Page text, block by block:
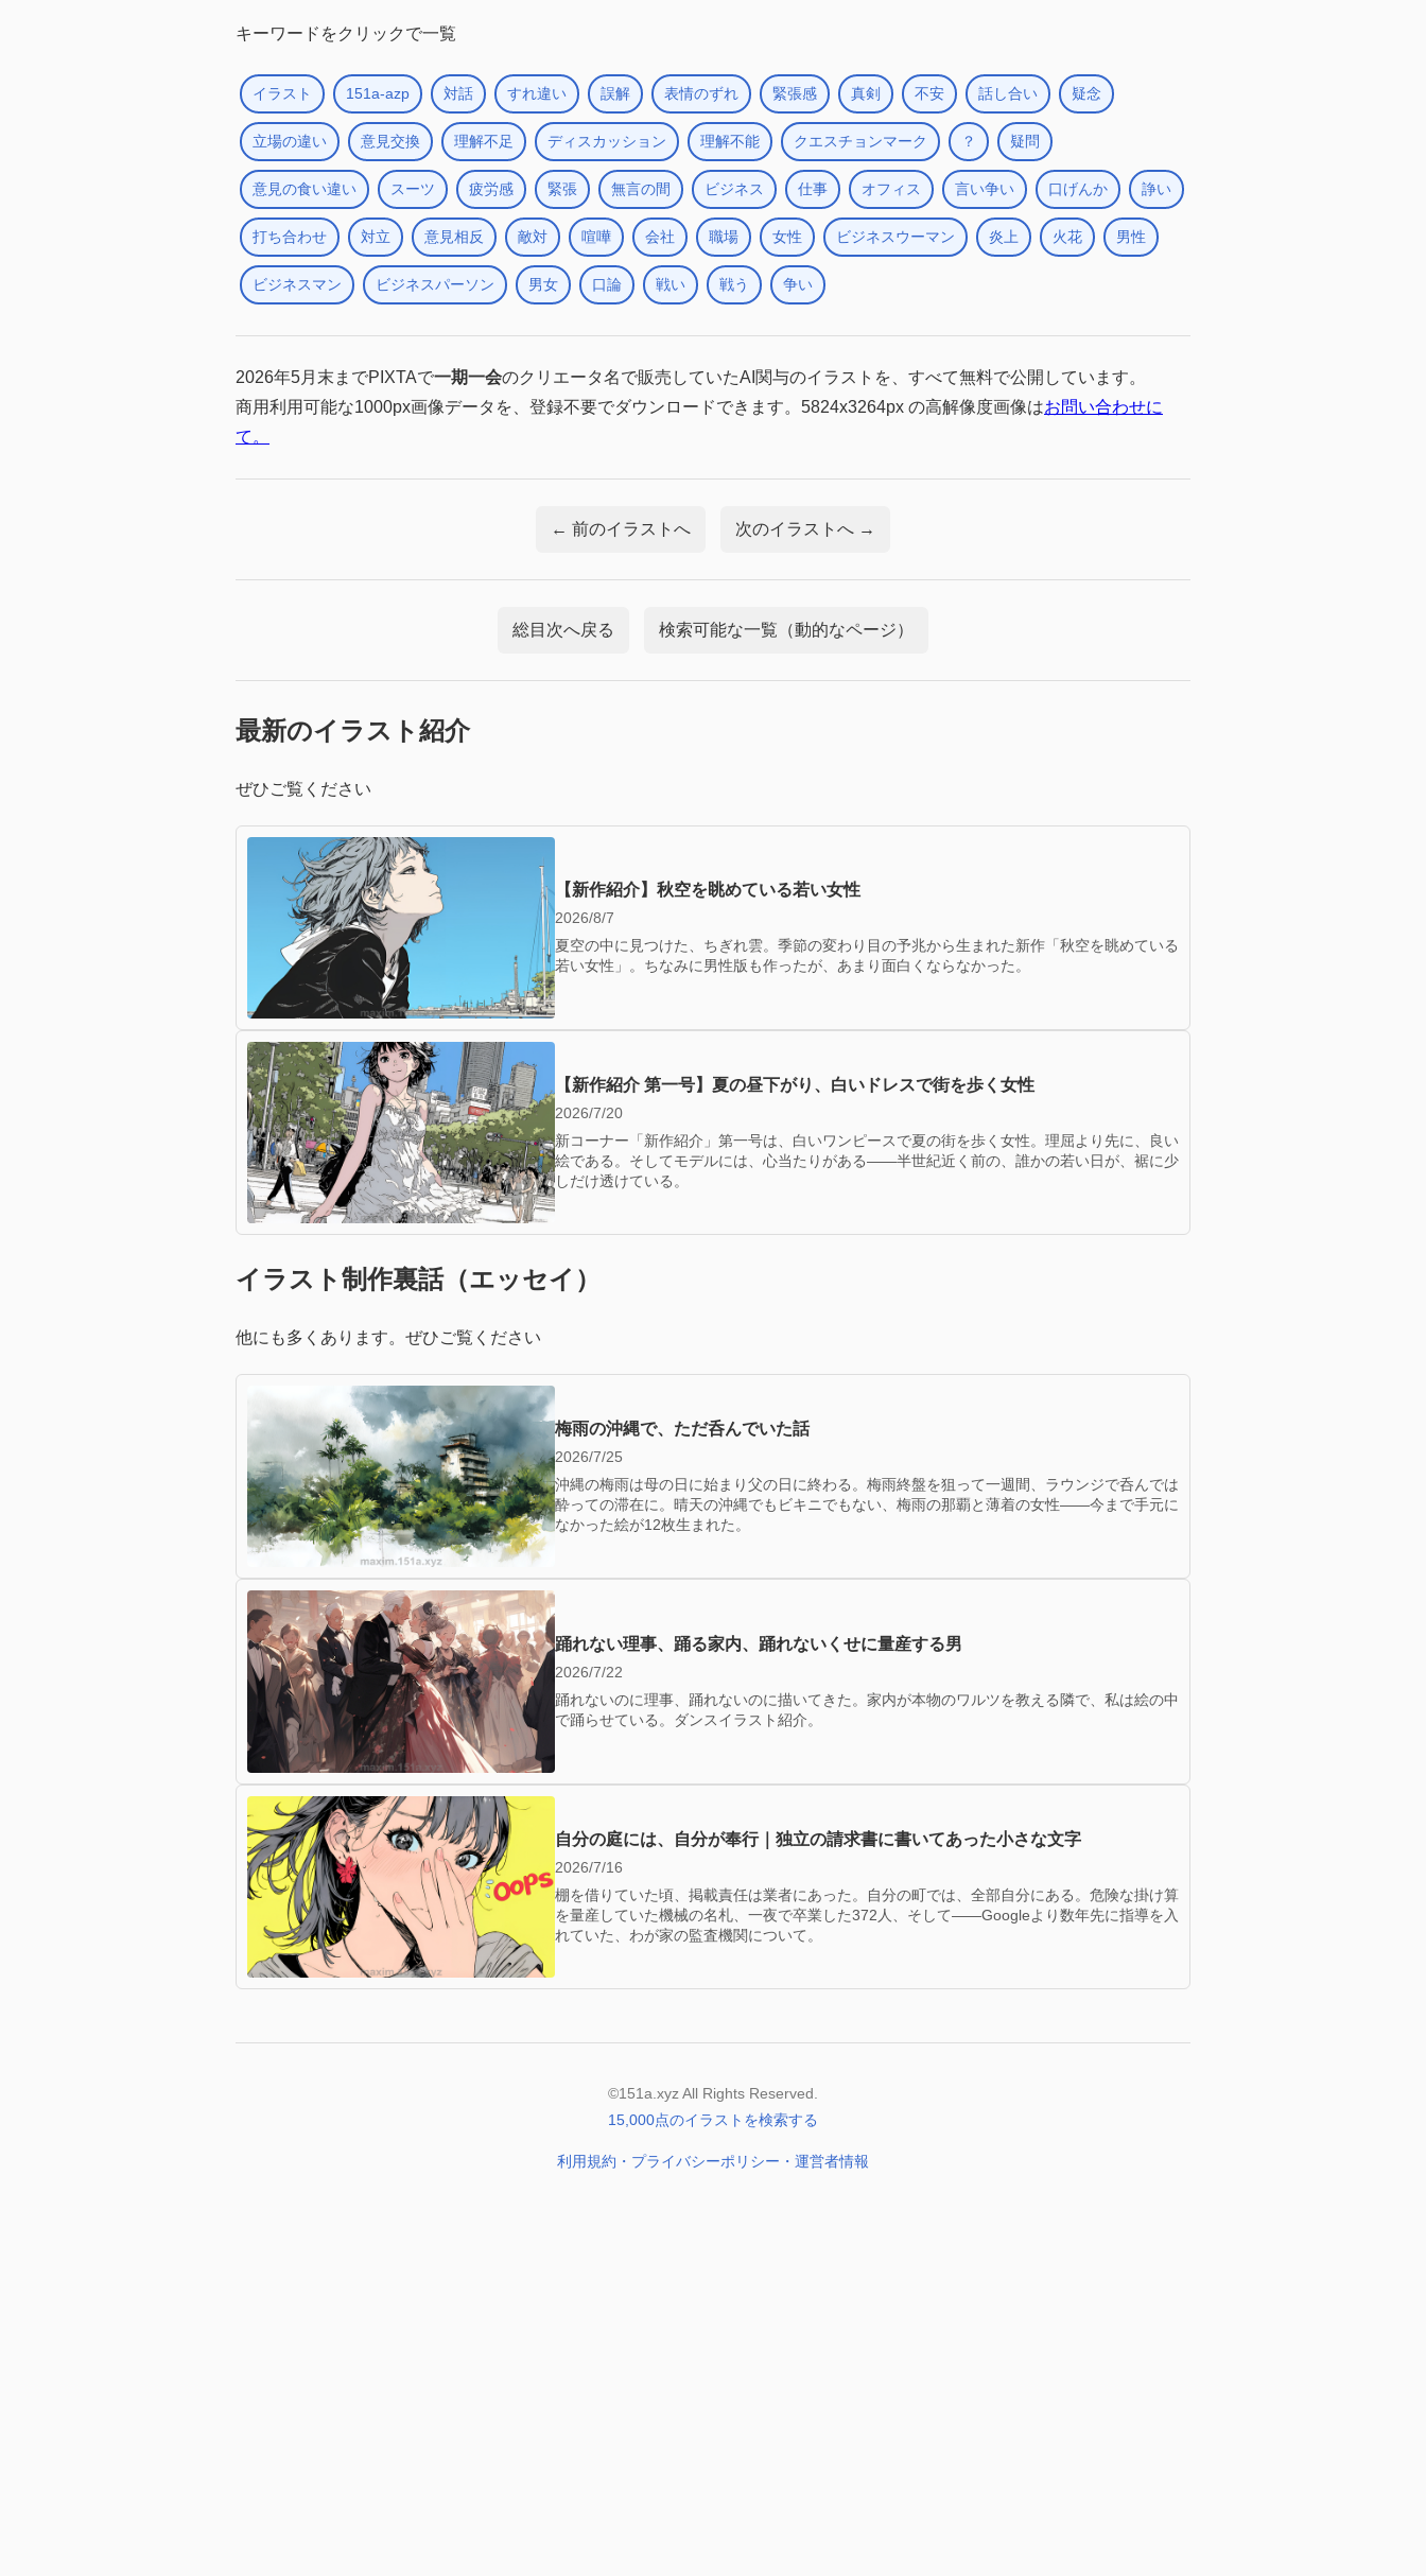
キーワードをクリックで一覧
イラスト 151a-azp 対話 すれ違い 誤解 表情のずれ 緊張感 真剣 不安 話し合い 疑念
立場の違い 意見交換 理解不足 ディスカッション 理解不能 クエスチョンマーク ？ 疑問
意見の食い違い スーツ 疲労感 緊張 無言の間 ビジネス 仕事 オフィス 言い争い 口げんか 諍い
打ち合わせ 対立 意見相反 敵対 喧嘩 会社 職場 女性 ビジネスウーマン 炎上 火花 男性
ビジネスマン ビジネスパーソン 男女 口論 戦い 戦う 争い
2026年5月末までPIXTAで一期一会のクリエータ名で販売していたAI関与のイラストを、すべて無料で公開しています。
商用利用可能な1000px画像データを、登録不要でダウンロードできます。5824x3264px の高解像度画像はお問い合わせに
て。
← 前のイラストへ 次のイラストへ →
総目次へ戻る 検索可能な一覧（動的なページ）
最新のイラスト紹介
ぜひご覧ください
【新作紹介】秋空を眺めている若い女性
2026/8/7
夏空の中に見つけた、ちぎれ雲。季節の変わり目の予兆から生まれた新作「秋空を眺めている
若い女性」。ちなみに男性版も作ったが、あまり面白くならなかった。
【新作紹介 第一号】夏の昼下がり、白いドレスで街を歩く女性
2026/7/20
新コーナー「新作紹介」第一号は、白いワンピースで夏の街を歩く女性。理屈より先に、良い
絵である。そしてモデルには、心当たりがある——半世紀近く前の、誰かの若い日が、裾に少
しだけ透けている。
イラスト制作裏話（エッセイ）
他にも多くあります。ぜひご覧ください
梅雨の沖縄で、ただ呑んでいた話
2026/7/25
沖縄の梅雨は母の日に始まり父の日に終わる。梅雨終盤を狙って一週間、ラウンジで呑んでは
酔っての滞在に。晴天の沖縄でもビキニでもない、梅雨の那覇と薄着の女性——今まで手元に
なかった絵が12枚生まれた。
踊れない理事、踊る家内、踊れないくせに量産する男
2026/7/22
踊れないのに理事、踊れないのに描いてきた。家内が本物のワルツを教える隣で、私は絵の中
で踊らせている。ダンスイラスト紹介。
自分の庭には、自分が奉行｜独立の請求書に書いてあった小さな文字
2026/7/16
棚を借りていた頃、掲載責任は業者にあった。自分の町では、全部自分にある。危険な掛け算
を量産していた機械の名札、一夜で卒業した372人、そして——Googleより数年先に指導を入
れていた、わが家の監査機関について。
©151a.xyz All Rights Reserved.
15,000点のイラストを検索する
利用規約・プライバシーポリシー・運営者情報